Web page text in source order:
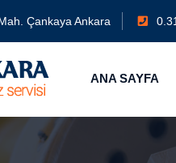
Çankaya Ankara
ANA SAYFA